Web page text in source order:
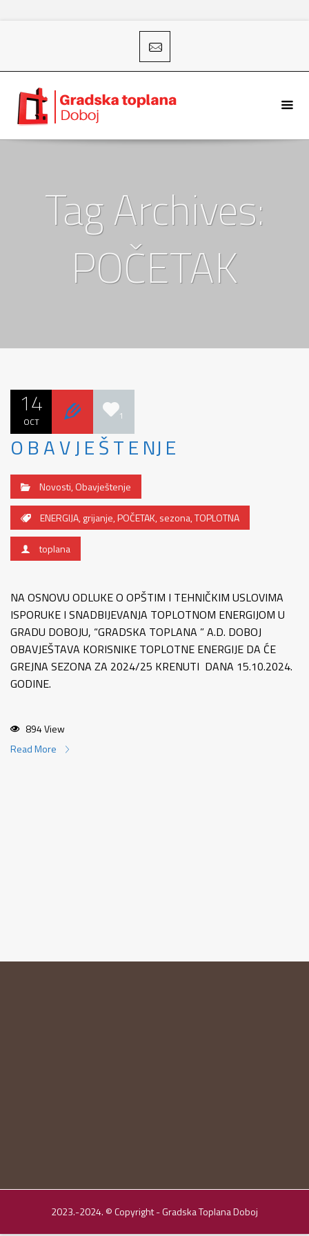
Tag Archives:
POČETAK
14
OCT 1
O B A V J E Š T E NJ E
Novosti,Obavještenje
ENERGIJA,grijanje,POČETAK,sezona,TOPLOTNA
toplana
NA OSNOVU ODLUKE O OPŠTIM I TEHNIČKIM USLOVIMA
ISPORUKE I SNADBIJEVANJA TOPLOTNOM ENERGIJOM U
GRADU DOBOJU, “GRADSKA TOPLANA ” A.D. DOBOJ
OBAVJEŠTAVA KORISNIKE TOPLOTNE ENERGIJE DA ĆE
GREJNA SEZONA ZA 2024/25 KRENUTI DANA 15.10.2024.
GODINE.
894 View
Read More
2023.-2024. © Copyright - Gradska Toplana Doboj